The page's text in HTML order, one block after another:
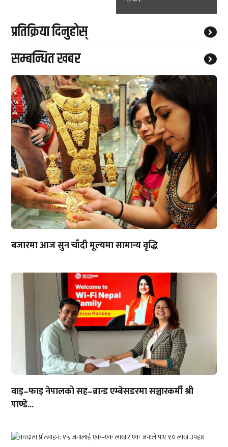
प्रतिक्रिया दिनुहोस्
सम्बन्धित खबर
बजारमा आज सुन चाँदी मूल्यमा सामान्य वृद्धि
वाइ–फाइ नेपालको सह–ब्रान्ड एम्बेसडरमा सञ्चारकर्मी श्री
पाण्डे...